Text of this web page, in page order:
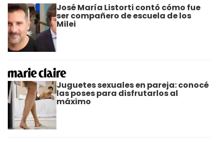
José María Listorti contó cómo fue
ser compañero de escuela de los
Milei
Juguetes sexuales en pareja: conocé
las poses para disfrutarlos al
máximo